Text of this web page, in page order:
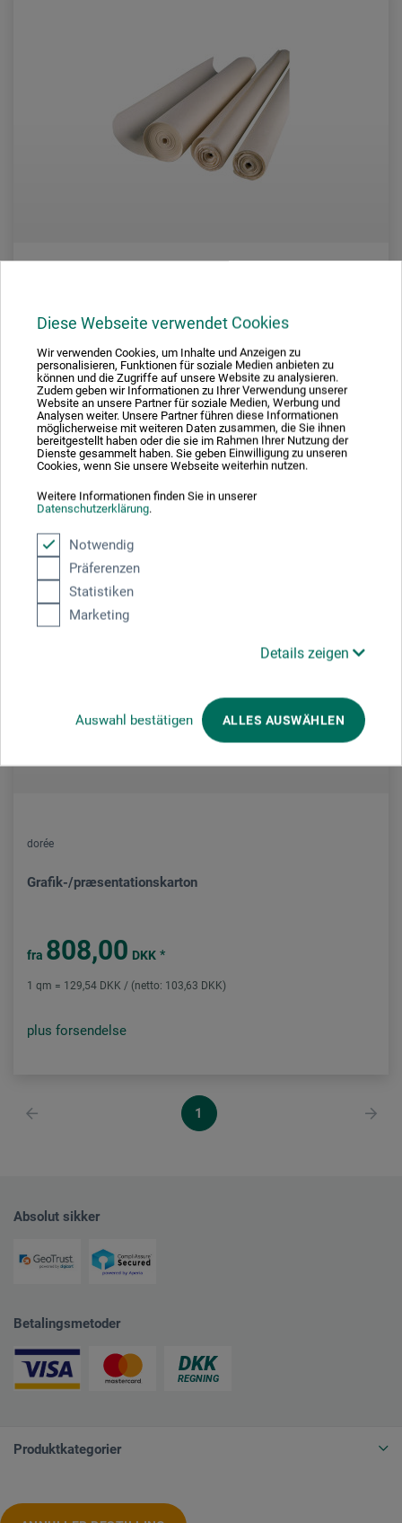
Diese Webseite verwendet Cookies
Wir verwenden Cookies, um Inhalte und Anzeigen zu
personalisieren, Funktionen für soziale Medien anbieten zu
können und die Zugriffe auf unsere Website zu analysieren.
Zudem geben wir Informationen zu Ihrer Verwendung unserer
Website an unsere Partner für soziale Medien, Werbung und
Analysen weiter. Unsere Partner führen diese Informationen
möglicherweise mit weiteren Daten zusammen, die Sie ihnen
bereitgestellt haben oder die sie im Rahmen Ihrer Nutzung der
Dienste gesammelt haben. Sie geben Einwilligung zu unseren
Cookies, wenn Sie unsere Webseite weiterhin nutzen.
Weitere Informationen finden Sie in unserer
Datenschutzerklärung.
Notwendig
Präferenzen
Statistiken
Marketing
Details zeigen
Auswahl bestätigen ALLES AUSWÄHLEN
Wenzhou Kina-papir i ruller
fra93,00 DKK *
1 qm = 13,48 DKK / (netto: 10,78 DKK)
dorée
Grafik-/præsentationskarton
fra 808,00 DKK *
1 qm = 129,54 DKK / (netto: 103,63 DKK)
plus forsendelse
1
Absolut sikker
Betalingsmetoder
Produktkategorier